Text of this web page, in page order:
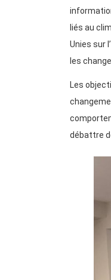
liés au
Unies sur
les
Les
débattre